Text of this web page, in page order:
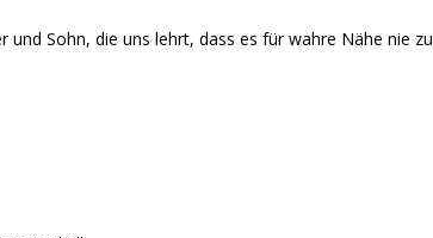
und Sohn, die uns lehrt, dass es für wahre Nähe nie zu